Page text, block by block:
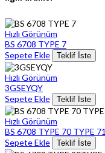
Hızlı Görünüm
BS 6708 TYPE 7
Sepete Ekle
Teklif İste
Hızlı Görünüm
3GSEYQY
Sepete Ekle
Teklif İste
Hızlı Görünüm
BS 6708 TYPE 70 TYPE 71
Sepete Ekle
Teklif İste